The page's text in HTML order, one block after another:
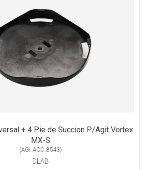
+ 4 Pie de Succion P/Agit Vortex
MX-S
(AGI_ACC_8543)
DLAB